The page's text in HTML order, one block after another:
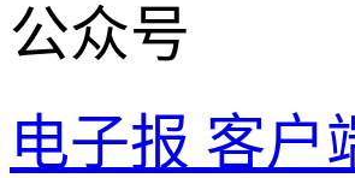
公众号
电子报 客户